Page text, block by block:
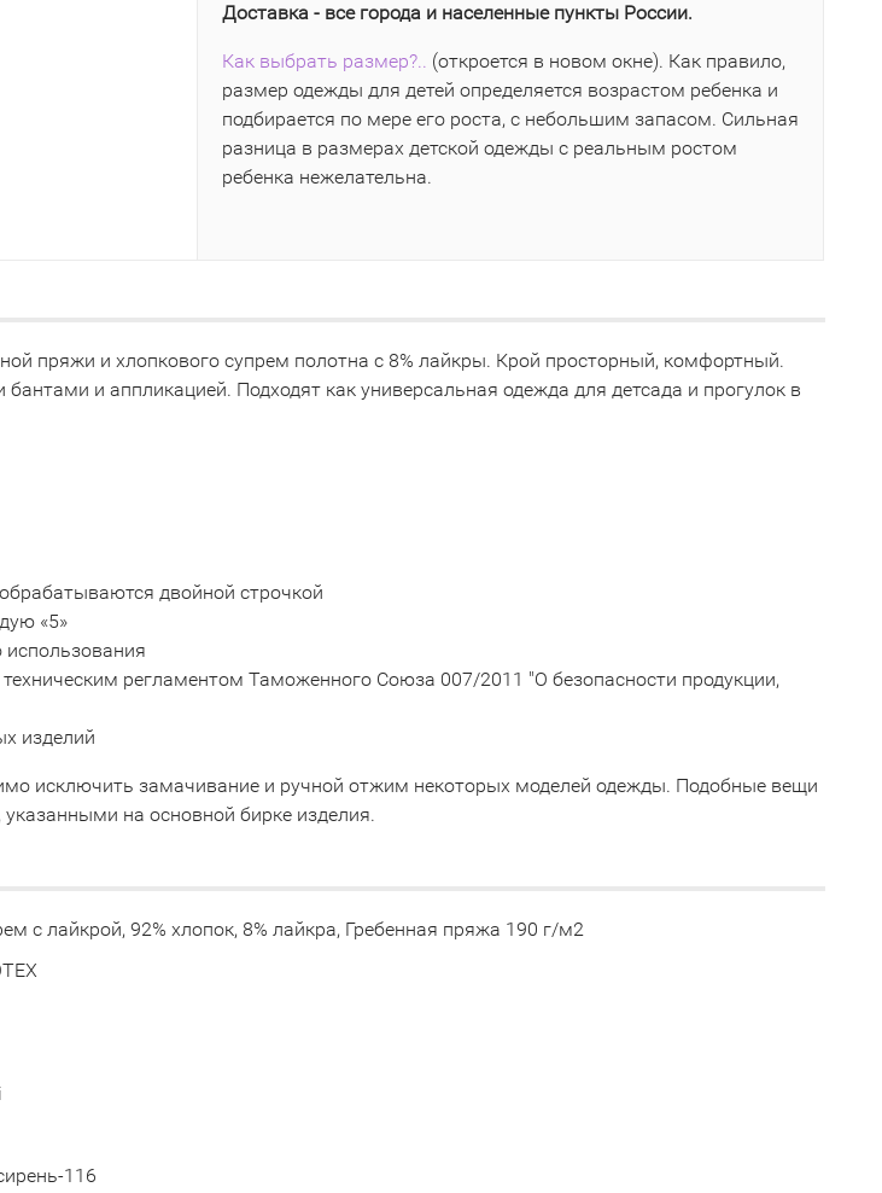
Доставка - все города и населенные пункты России.
Как выбрать размер?.. (откроется в новом окне). Как правило,
размер одежды для детей определяется возрастом ребенка и
подбирается по мере его роста, с небольшим запасом. Сильная
разница в размерах детской одежды с реальным ростом
ребенка нежелательна.
пряжи и хлопкового супрем полотна с 8% лайкры. Крой просторный, комфортный.
и аппликацией. Подходят как универсальная одежда для детсада и прогулок в
двойной строчкой
«5»
использования
регламентом Таможенного Союза 007/2011 "О безопасности продукции,
изделий
исключить замачивание и ручной отжим некоторых моделей одежды. Подобные вещи
на основной бирке изделия.
с лайкрой, 92% хлопок, 8% лайкра, Гребенная пряжа 190 г/м2
116